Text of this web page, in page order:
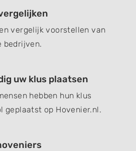
vergelijk voorstellen van
bedrijven.
uw klus plaatsen
hebben hun klus
geplaatst op Hovenier.nl.